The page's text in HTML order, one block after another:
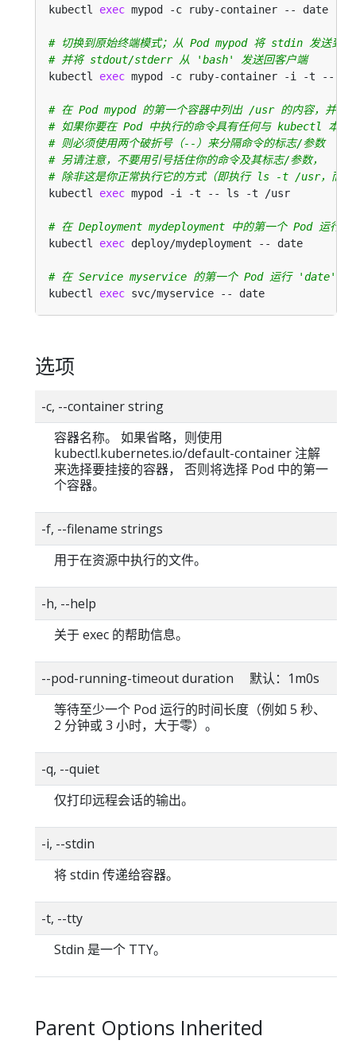
kubectl exec
# 切换到原始终端模式；从 Pod mypod 将 stdin 发送
# 并将 stdout/stderr 从 'bash' 发送回客户端
kubectl exec
# 在 Pod mypod 的第一个容器中列出 /usr 的内容，并按
# 如果你要在 Pod 中执行的命令具有任何与 kubectl 本身
# 则必须使用两个破折号（--）来分隔命令的标志/参数
# 另请注意，不要用引号括住你的命令及其标志/参数，
# 除非这是你正常执行它的方式（即执行 ls -t /usr，
kubectl exec
# 在 Deployment mydeployment 中的第一个 Pod 运行
kubectl exec
# 在 Service myservice 的第一个 Pod 运行 'date' 命令
kubectl exec
选项
-c, --container string
容器名称。 如果省略，则使用
kubectl.kubernetes.io/default-container 注解
来选择要挂接的容器， 否则将选择 Pod 中的第一
个容器。
-f, --filename strings
用于在资源中执行的文件。
-h, --help
关于 exec 的帮助信息。
--pod-running-timeout duration 默认：1m0s
等待至少一个 Pod 运行的时间长度（例如 5 秒、
2 分钟或 3 小时，大于零）。
-q, --quiet
仅打印远程会话的输出。
-i, --stdin
将 stdin 传递给容器。
-t, --tty
Stdin 是一个 TTY。
Parent Options Inherited